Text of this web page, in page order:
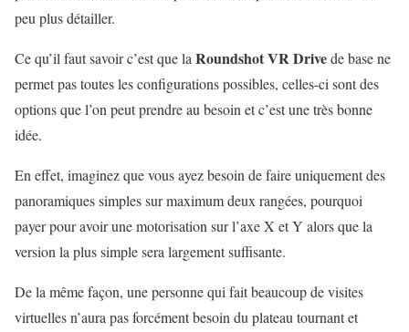
peu plus détailler.
Ce qu’il faut savoir c’est que laRoundshot VR Drivede base ne
permet pas toutes les configurations possibles, celles-ci sont des
options que l’on peut prendre au besoin et c’est une très bonne
idée.
En effet, imaginez que vous ayez besoin de faire uniquement des
panoramiques simples sur maximum deux rangées, pourquoi
payer pour avoir une motorisation sur l’axe X et Y alors que la
version la plus simple sera largement suffisante.
De la même façon, une personne qui fait beaucoup de visites
virtuelles n’aura pas forcément besoin du plateau tournant et